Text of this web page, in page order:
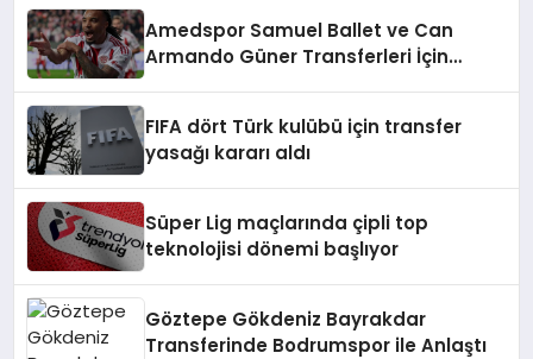
Amedspor Samuel Ballet ve Can
Armando Güner Transferleri İçin
FIFA dört Türk kulübü için transfer
yasağı kararı aldı
Süper Lig maçlarında çipli top
teknolojisi dönemi başlıyor
Göztepe Gökdeniz Bayrakdar
Transferinde Bodrumspor ile Anlaştı